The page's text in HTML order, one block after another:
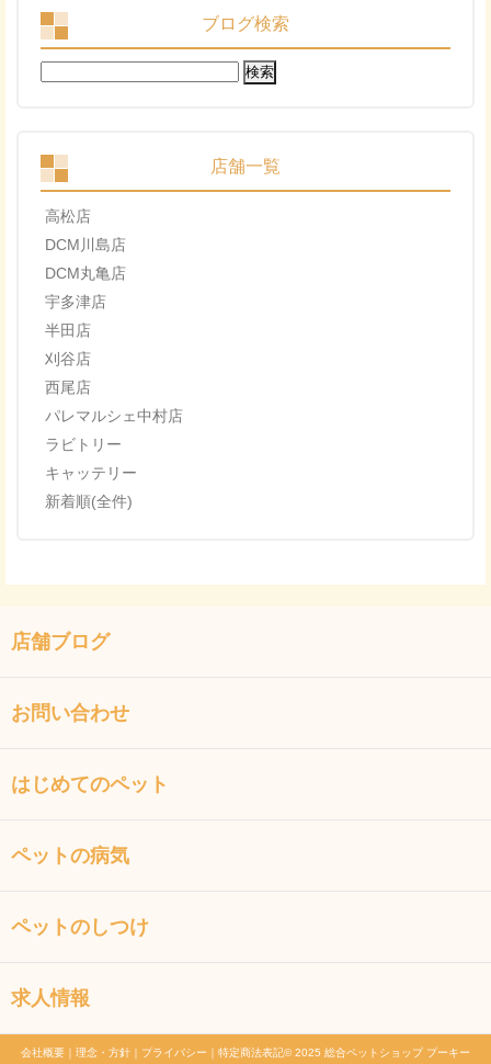
ブログ検索
検
索:
店舗一覧
高松店
DCM川島店
DCM丸亀店
宇多津店
半田店
刈谷店
西尾店
パレマルシェ中村店
ラビトリー
キャッテリー
新着順(全件)
店舗ブログ
お問い合わせ
はじめてのペット
ペットの病気
ペットのしつけ
求人情報
会社概要 ｜ 理念・方針 ｜ プライバシー ｜ 特定商法表記© 2025 総合ペットショップ プーキー